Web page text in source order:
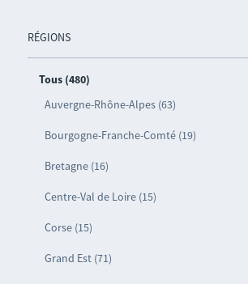
RÉGIONS
Tous (480)
Auvergne-Rhône-Alpes (63)
Bourgogne-Franche-Comté (19)
Bretagne (16)
Centre-Val de Loire (15)
Corse (15)
Grand Est (71)